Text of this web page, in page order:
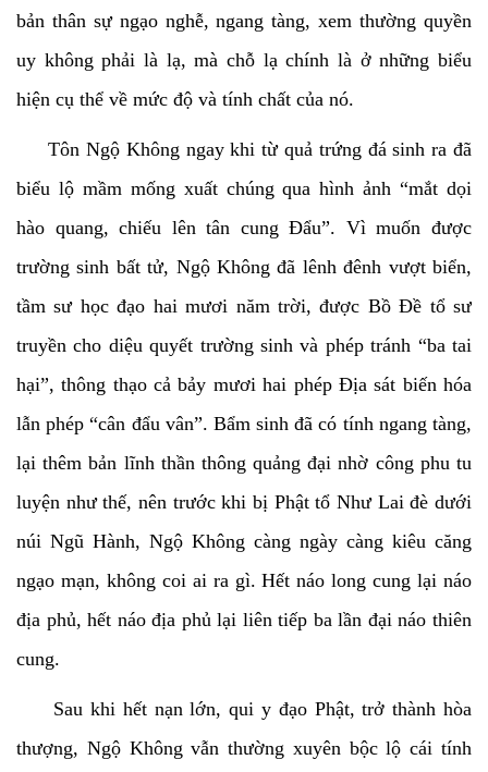
bản thân sự ngạo nghễ, ngang tàng, xem thường quyền
uy không phải là lạ, mà chỗ lạ chính là ở những biểu
hiện cụ thể về mức độ và tính chất của nó.
Tôn Ngộ Không ngay khi từ quả trứng đá sinh ra đã
biểu lộ mầm mống xuất chúng qua hình ảnh “mắt dọi
hào quang, chiếu lên tân cung Đẩu”. Vì muốn được
trường sinh bất tử, Ngộ Không đã lênh đênh vượt biển,
tầm sư học đạo hai mươi năm trời, được Bồ Đề tổ sư
truyền cho diệu quyết trường sinh và phép tránh “ba tai
hại”, thông thạo cả bảy mươi hai phép Địa sát biến hóa
lẫn phép “cân đẩu vân”. Bẩm sinh đã có tính ngang tàng,
lại thêm bản lĩnh thần thông quảng đại nhờ công phu tu
luyện như thế, nên trước khi bị Phật tổ Như Lai đè dưới
núi Ngũ Hành, Ngộ Không càng ngày càng kiêu căng
ngạo mạn, không coi ai ra gì. Hết náo long cung lại náo
địa phủ, hết náo địa phủ lại liên tiếp ba lần đại náo thiên
cung.
Sau khi hết nạn lớn, qui y đạo Phật, trở thành hòa
thượng, Ngộ Không vẫn thường xuyên bộc lộ cái tính